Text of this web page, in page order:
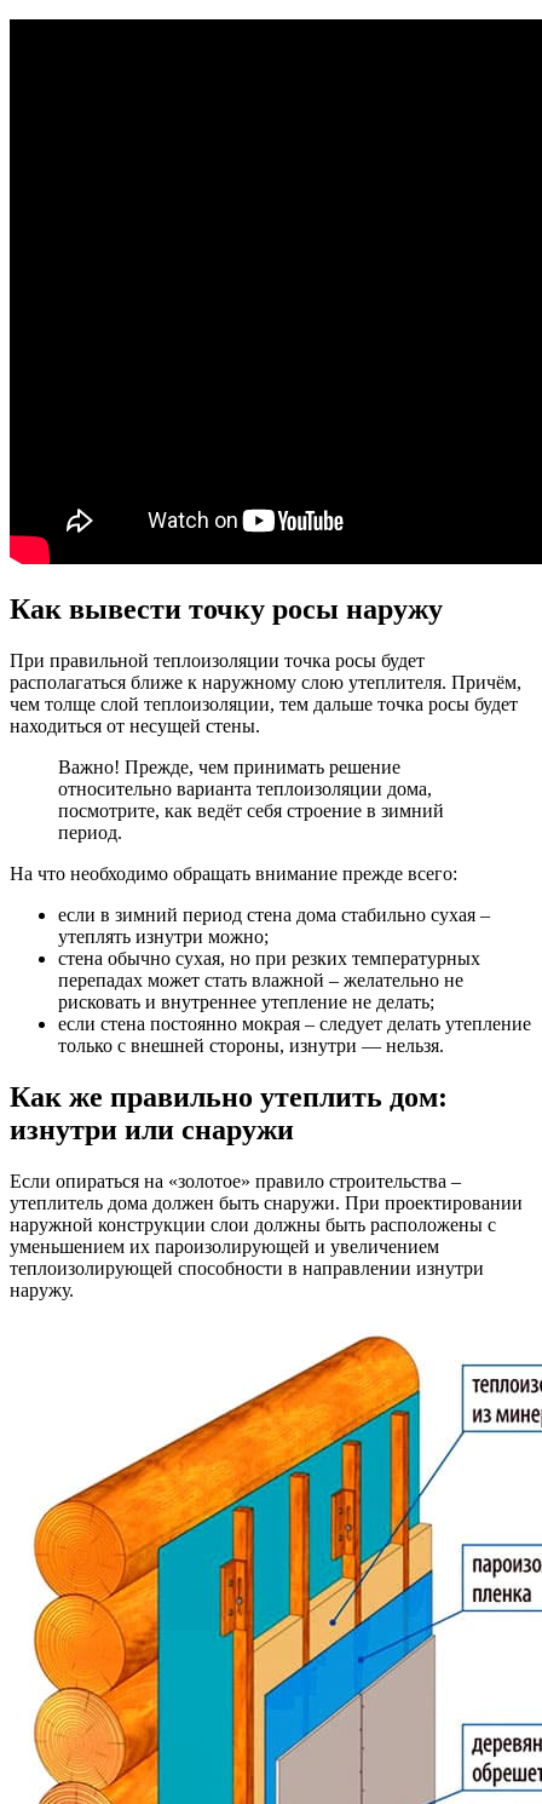
Как вывести точку росы наружу
При правильной теплоизоляции точка росы будет
располагаться ближе к наружному слою утеплителя. Причём,
чем толще слой теплоизоляции, тем дальше точка росы будет
находиться от несущей стены.
Важно! Прежде, чем принимать решение
относительно варианта теплоизоляции дома,
посмотрите, как ведёт себя строение в зимний
период.
На что необходимо обращать внимание прежде всего:
если в зимний период стена дома стабильно сухая –
утеплять изнутри можно;
стена обычно сухая, но при резких температурных
перепадах может стать влажной – желательно не
рисковать и внутреннее утепление не делать;
если стена постоянно мокрая – следует делать утепление
только с внешней стороны, изнутри — нельзя.
Как же правильно утеплить дом:
изнутри или снаружи
Если опираться на «золотое» правило строительства –
утеплитель дома должен быть снаружи. При проектировании
наружной конструкции слои должны быть расположены с
уменьшением их пароизолирующей и увеличением
теплоизолирующей способности в направлении изнутри
наружу.